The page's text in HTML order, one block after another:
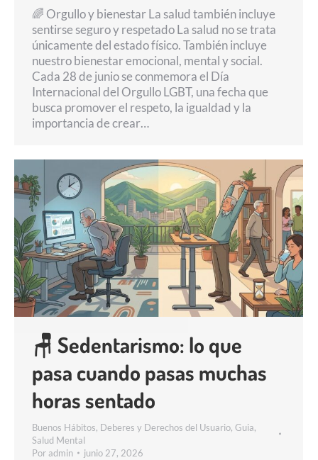
🌈 Orgullo y bienestar La salud también incluye
sentirse seguro y respetado La salud no se trata
únicamente del estado físico. También incluye
nuestro bienestar emocional, mental y social.
Cada 28 de junio se conmemora el Día
Internacional del Orgullo LGBT, una fecha que
busca promover el respeto, la igualdad y la
importancia de crear…
🪑 Sedentarismo: lo que
pasa cuando pasas muchas
horas sentado
Buenos Hábitos, Deberes y Derechos del Usuario, Guia,
Salud Mental
Poradmin junio 27, 2026